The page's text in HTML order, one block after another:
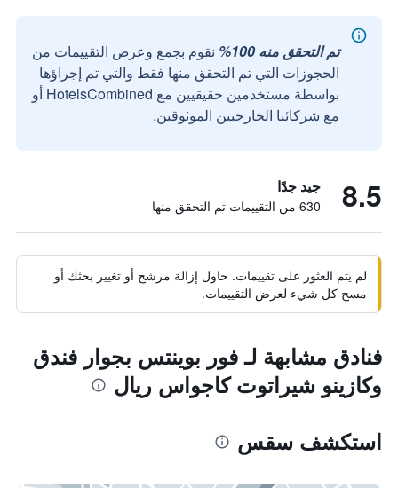
تم التحقق منه 100%
نقوم بجمع وعرض التقييمات من
الحجوزات التي تم التحقق منها فقط والتي تم إجراؤها
بواسطة مستخدمين حقيقيين مع HotelsCombined أو
مع شركائنا الخارجيين الموثوقين.
8.5 جيد جدًا
630 من التقييمات تم التحقق منها
لم يتم العثور على تقييمات. حاول إزالة مرشح أو تغيير بحثك أو
مسح كل شيء لعرض التقييمات.
فنادق مشابهة لـ فور بوينتس بجوار فندق
وكازينو شيراتوت كاجواس ريال
استكشف سقس